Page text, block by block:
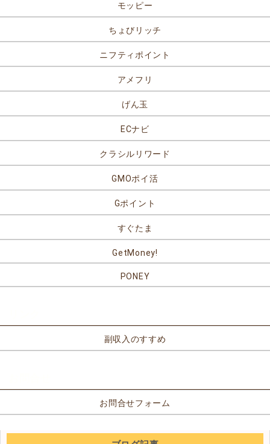
モッピー
ちょびリッチ
ニフティポイント
アメフリ
げん玉
ECナビ
クラシルリワード
GMOポイ活
Gポイント
すぐたま
GetMoney!
PONEY
副収入のすすめ
お問合せフォーム